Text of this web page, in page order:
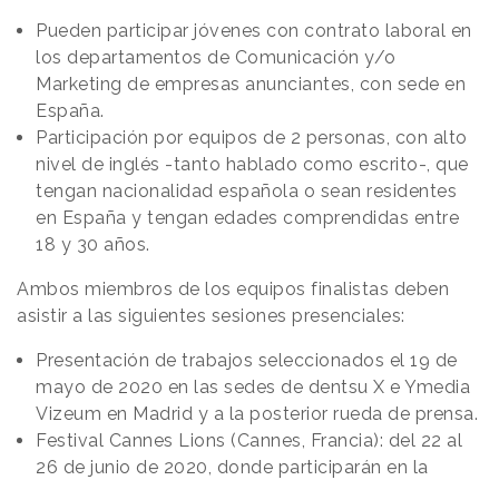
Pueden participar jóvenes con contrato laboral en
los departamentos de Comunicación y/o
Marketing de empresas anunciantes, con sede en
España.
Participación por equipos de 2 personas, con alto
nivel de inglés -tanto hablado como escrito-, que
tengan nacionalidad española o sean residentes
en España y tengan edades comprendidas entre
18 y 30 años.
Ambos miembros de los equipos finalistas deben
asistir a las siguientes sesiones presenciales:
Presentación de trabajos seleccionados el 19 de
mayo de 2020 en las sedes de dentsu X e Ymedia
Vizeum en Madrid y a la posterior rueda de prensa.
Festival Cannes Lions (Cannes, Francia): del 22 al
26 de junio de 2020, donde participarán en la